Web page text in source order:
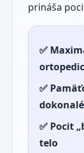
prináša
✅
✅
✅ Pocit
telo